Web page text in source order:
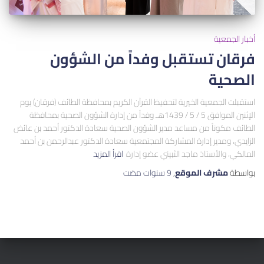
أخبار الجمعية
فرقان تستقبل وفداً من الشؤون
الصحية
استقبلت الجمعية الخيرية لتحفيظ القرآن الكريم بمحافظة الطائف (فرقان) يوم
الإثنين الموافق 5 / 5 / 1439هـ وفداً من إدارة الشؤون الصحية بمحافظة
الطائف مكوناً من مساعد مدير الشؤون الصحية سعادة الدكتور أحمد بن عائض
الزايدي، ومدير إدارة المشاركة المجتمعية سعادة الدكتور عبدالرحمن بن أحمد
المالكي، والأستاذ ماجد الثبيتي عضو إدارة اقرأ المزيد
بواسطةمشرف الموقع,9 سنوات مضت